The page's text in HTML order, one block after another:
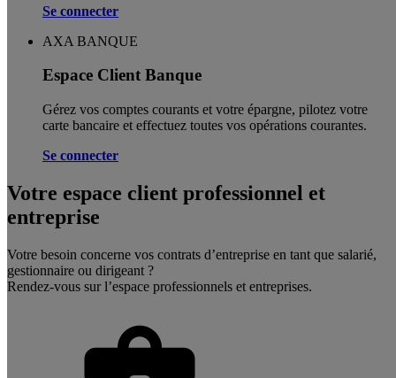
Se connecter
AXA BANQUE
Espace Client Banque
Gérez vos comptes courants et votre épargne, pilotez votre
carte bancaire et effectuez toutes vos opérations courantes.
Se connecter
Votre espace client professionnel et
entreprise
Votre besoin concerne vos contrats d’entreprise en tant que salarié,
gestionnaire ou dirigeant ?
Rendez-vous sur l’espace professionnels et entreprises.